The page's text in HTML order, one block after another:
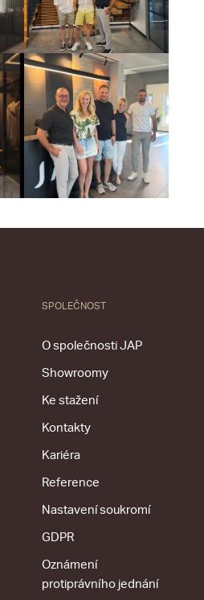
SPOLEČNOST
O společnosti JAP
Showroomy
Ke stažení
Kontakty
Kariéra
Reference
Nastavení soukromí
GDPR
Oznámení
protiprávního jednání